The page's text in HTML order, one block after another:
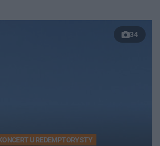
34
U REDEMPTORYSTY